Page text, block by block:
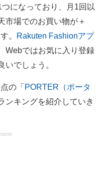
になっており、月1回以
市場でのお買い物が＋
。
Rakuten Fashionアプ
Webではお気に入り登録
いでしょう。
の「 PORTER（ポータ
ンキングを紹介していき